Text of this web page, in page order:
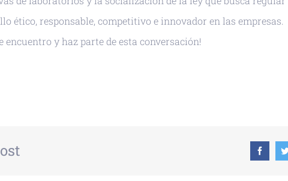
ético, responsable, competitivo e innovador en las empresas.
encuentro y haz parte de esta conversación!